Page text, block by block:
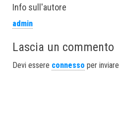
bo
ok
tt
Info sull'autore
admin
Lascia un commento
Devi essere connesso per